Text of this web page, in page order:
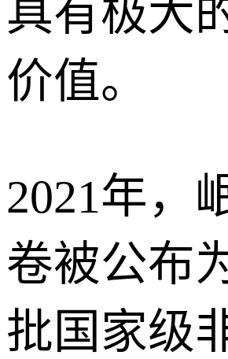
具有极大
价值。
2021年，
卷被公布
批国家级